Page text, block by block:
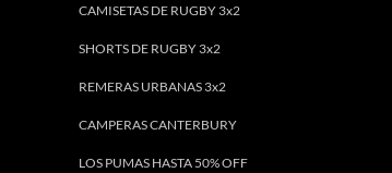
CAMISETAS DE RUGBY 3x2
SHORTS DE RUGBY 3x2
REMERAS URBANAS 3x2
CAMPERAS CANTERBURY
LOS PUMAS HASTA 50% OFF